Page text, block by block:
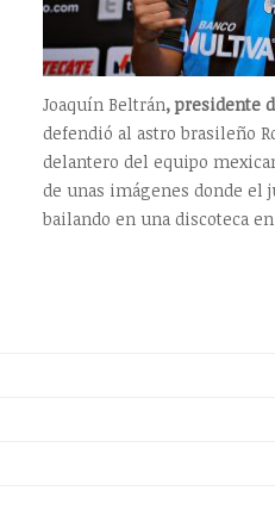
Joaquín Beltrán, presidente
defendió al astro brasileño
delantero del equipo
de unas imágenes donde el
bailando en una discoteca